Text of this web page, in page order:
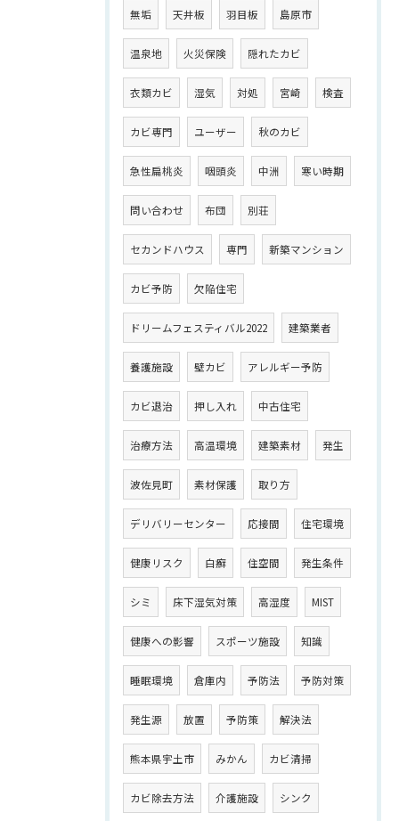
無垢 天井板 羽目板 島原市
温泉地 火災保険 隠れたカビ
衣類カビ 湿気 対処 宮崎 検査
カビ専門 ユーザー 秋のカビ
急性扁桃炎 咽頭炎 中洲 寒い時期
問い合わせ 布団 別荘
セカンドハウス 専門 新築マンション
カビ予防 欠陥住宅
ドリームフェスティバル2022 建築業者
養護施設 壁カビ アレルギー予防
カビ退治 押し入れ 中古住宅
治療方法 高温環境 建築素材 発生
波佐見町 素材保護 取り方
デリバリーセンター 応接間 住宅環境
健康リスク 白癬 住空間 発生条件
シミ 床下湿気対策 高湿度 MIST
健康への影響 スポーツ施設 知識
睡眠環境 倉庫内 予防法 予防対策
発生源 放置 予防策 解決法
熊本県宇土市 みかん カビ清掃
カビ除去方法 介護施設 シンク